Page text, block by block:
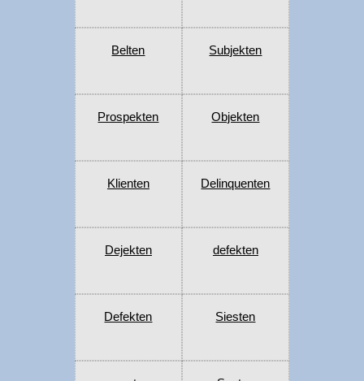
Belten Subjekten
Prospekten Objekten
Klienten Delinquenten
Dejekten defekten
Defekten Siesten